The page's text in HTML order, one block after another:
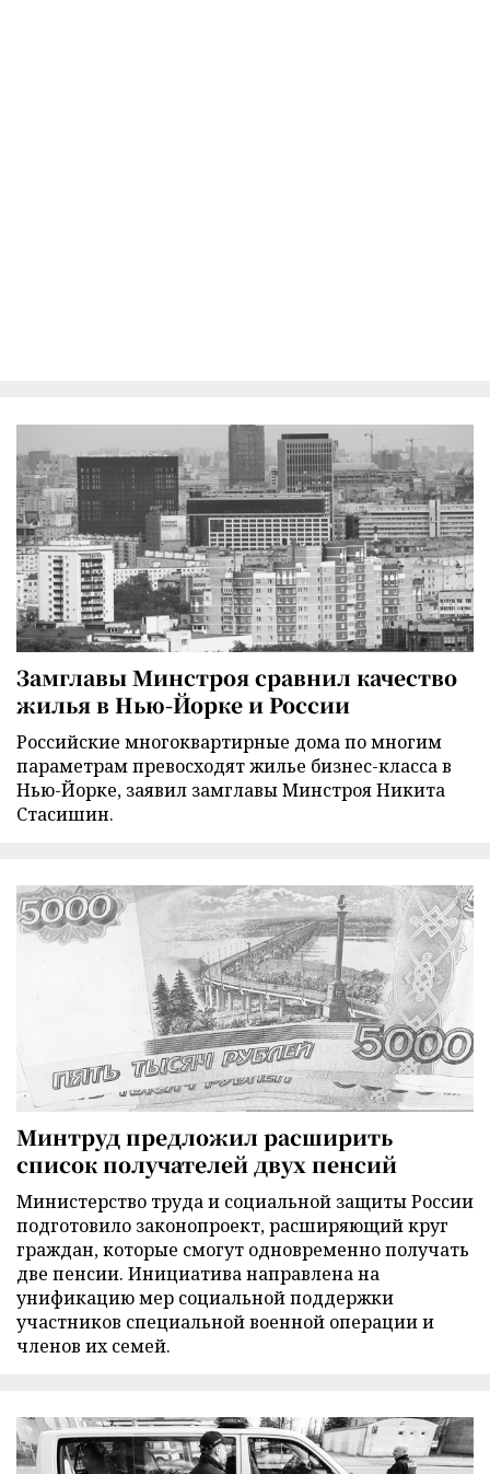
Замглавы Минстроя сравнил качество
жилья в Нью-Йорке и России
Российские многоквартирные дома по многим
параметрам превосходят жилье бизнес-класса в
Нью-Йорке, заявил замглавы Минстроя Никита
Стасишин.
Минтруд предложил расширить
список получателей двух пенсий
Министерство труда и социальной защиты России
подготовило законопроект, расширяющий круг
граждан, которые смогут одновременно получать
две пенсии. Инициатива направлена на
унификацию мер социальной поддержки
участников специальной военной операции и
членов их семей.